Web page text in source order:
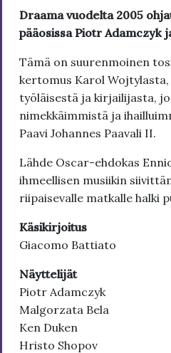
Draama vuodelta 2005
pääosissa Piotr Adamczyk
Tämä on suurenmoinen
kertomus Karol
työläisestä ja kirjailijasta,
nimekkäimmistä ja
Paavi Johannes Paavali II.
Lähde Oscar-ehdokas
ihmeellisen musiikin
riipaisevalle matkalle halki
Käsikirjoitus
Giacomo Battiato
Näyttelijät
Piotr Adamczyk
Malgorzata Bela
Ken Duken
Hristo Shopov